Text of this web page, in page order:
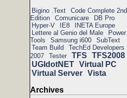
Bigino .Text
Code Complete 2nd
Edition
Comunicare
DB Pro
Hyper-V
IE8
INETA Europe
Lettere al Genio del Male
Power
Tools
Samsung i600
SubText
Team Build
TechEd Developers
2007
Tester TFS
TFS2008
UGIdotNET Virtual PC
Virtual Server Vista
Archives